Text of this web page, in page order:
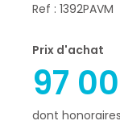
Ref : 1392PAVM
Prix d'achat
97
dont